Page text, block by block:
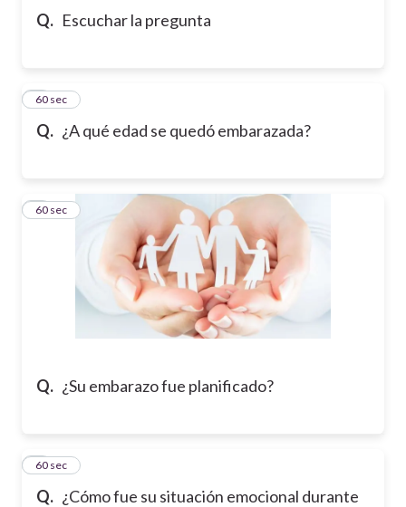
Q. Escuchar la pregunta
Q. ¿A qué edad se quedó embarazada?
760 sec
Q. ¿Su embarazo fue planificado?
860 sec
Q. ¿Cómo fue su situación emocional durante
960 sec